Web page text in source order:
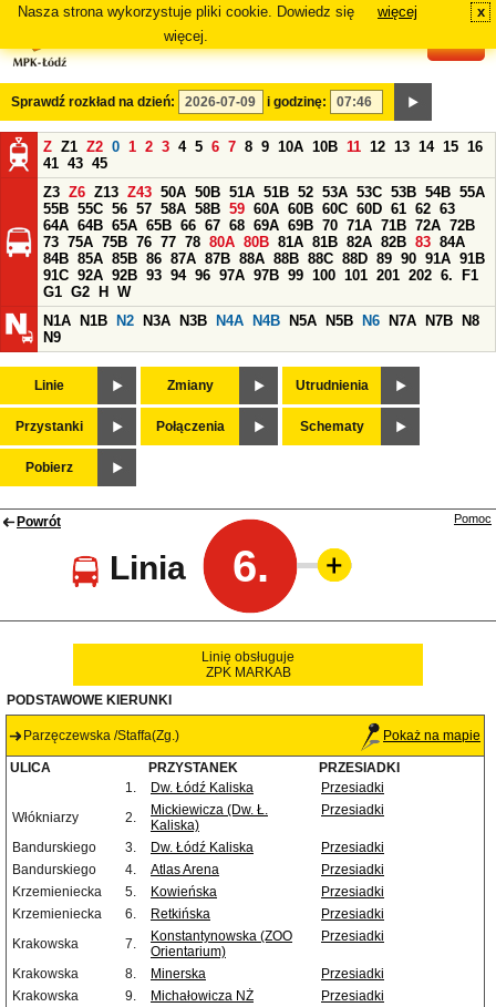
Nasza strona wykorzystuje pliki cookie. Dowiedz się
więcej.
więcej x
Sprawdź rozkład na dzień: i godzinę:
Z Z1 Z2 0 1 2 3 4 5 6 7 8 9 10A 10B 11 12 13 14 15 16
41 43 45
Z3 Z6 Z13 Z43 50A 50B 51A 51B 52 53A 53C 53B 54B 55A
55B 55C 56 57 58A 58B 59 60A 60B 60C 60D 61 62 63
64A 64B 65A 65B 66 67 68 69A 69B 70 71A 71B 72A 72B
73 75A 75B 76 77 78 80A 80B 81A 81B 82A 82B 83 84A
84B 85A 85B 86 87A 87B 88A 88B 88C 88D 89 90 91A 91B
91C 92A 92B 93 94 96 97A 97B 99 100 101 201 202 6.
F1
G1 G2 H
W
N1A
N1B N2 N3A N3B N4A N4B N5A N5B N6 N7A N7B
N8
N9
Linie Zmiany Utrudnienia
Przystanki Połączenia Schematy
Pobierz
Powrót
Linia 6.
Pomoc
Linię obsługuje
ZPK MARKAB
PODSTAWOWE KIERUNKI
Parzęczewska /Staffa(Zg.) Pokaż na mapie
ULICA PRZYSTANEK
PRZESIADKI
1.
Dw. Łódź Kaliska
Przesiadki
Włókniarzy
2.
Mickiewicza (Dw. Ł.
Kaliska)
Przesiadki
Bandurskiego 3. Dw. Łódź Kaliska
Przesiadki
Bandurskiego
4. Atlas Arena
Przesiadki
Krzemieniecka
5. Kowieńska
Przesiadki
Krzemieniecka
6. Retkińska
Przesiadki
Krakowska
7.
Konstantynowska (ZOO
Orientarium)
Przesiadki
Krakowska 8. Minerska
Przesiadki
Krakowska
9. Michałowicza NŻ
Przesiadki